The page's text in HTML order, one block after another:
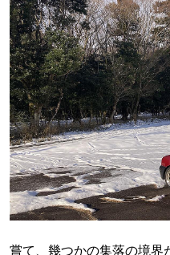
嘗て、幾つかの集落の境界